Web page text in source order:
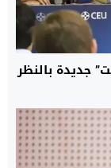
جديدة بالنظر